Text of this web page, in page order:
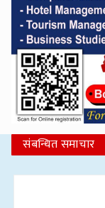
संबन्धित समाचार